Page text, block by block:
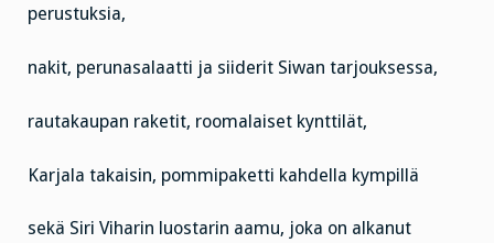
perustuksia,
nakit, perunasalaatti ja siiderit Siwan tarjouksessa,
rautakaupan raketit, roomalaiset kynttilät,
Karjala takaisin, pommipaketti kahdella kympillä
sekä Siri Viharin luostarin aamu, joka on alkanut